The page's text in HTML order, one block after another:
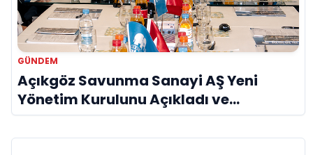
GÜNDEM
Açıkgöz Savunma Sanayi AŞ Yeni
Yönetim Kurulunu Açıkladı ve
Savunma Sanayinde Küresel Vizyon
Vurgusu